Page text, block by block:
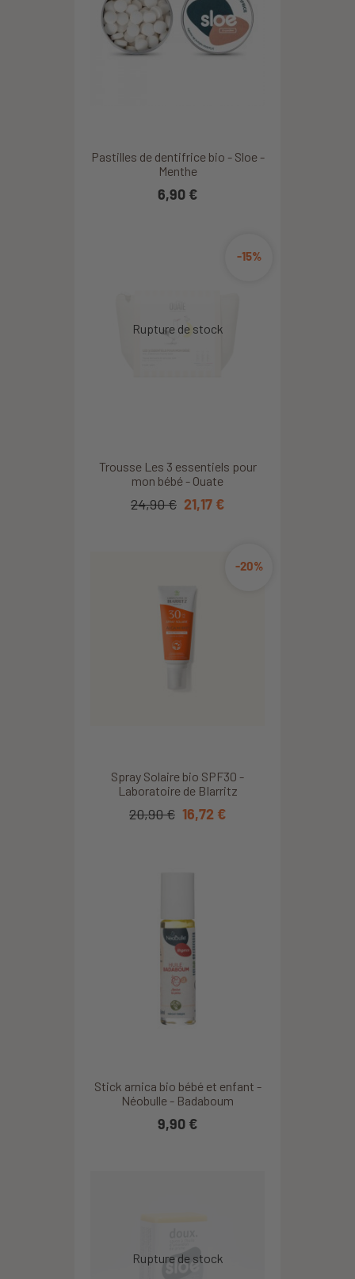
Pastilles de dentifrice bio - Sloe -
Menthe
6,90 €
Trousse Les 3 essentiels pour
mon bébé - Ouate
-15%
24,90 € 21,17 €
Spray Solaire bio SPF30 -
Laboratoire de BIarritz
-20%
20,90 € 16,72 €
Stick arnica bio bébé et enfant -
Néobulle - Badaboum
9,90 €